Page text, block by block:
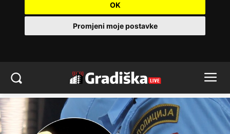
OK
Promjeni moje postavke